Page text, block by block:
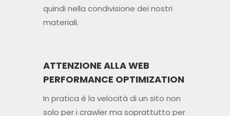
quindi nella condivisione dei nostri
materiali.
ATTENZIONE ALLA WEB
PERFORMANCE OPTIMIZATION
In pratica è la velocità di un sito non
solo per i crawler ma soprattutto per